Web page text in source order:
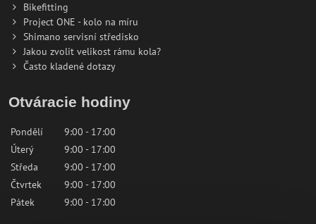
Bikefitting
Project ONE - kolo na míru
Shimano servisní středisko
Jakou zvolit velikost rámu kola?
Často kladené dotazy
Otváracie hodiny
Pondělí
9:00 - 17:00
Úterý
9:00 - 17:00
Středa
9:00 - 17:00
Čtvrtek
9:00 - 17:00
Pátek
9:00 - 17:00